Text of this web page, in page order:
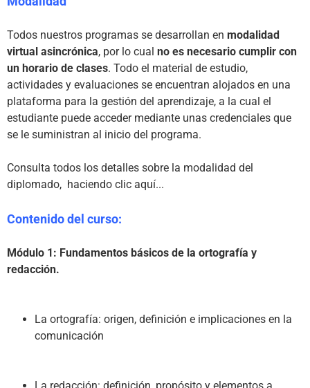
Todos nuestros programas se desarrollan en modalidad
virtual asincrónica, por lo cual no es necesario cumplir con
un horario de clases. Todo el material de estudio,
actividades y evaluaciones se encuentran alojados en una
plataforma para la gestión del aprendizaje, a la cual el
estudiante puede acceder mediante unas credenciales que
se le suministran al inicio del programa.
Consulta todos los detalles sobre la modalidad del
diplomado, haciendo clic aquí...
Contenido del curso:
Módulo 1: Fundamentos básicos de la ortografía y
redacción.
La ortografía: origen, definición e implicaciones en la
comunicación